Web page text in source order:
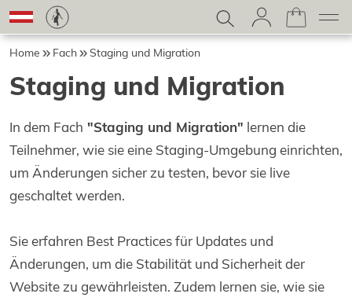
Home Fach Staging und Migration
Staging und Migration
In dem Fach "Staging und Migration" lernen die
Teilnehmer, wie sie eine Staging-Umgebung einrichten,
um Änderungen sicher zu testen, bevor sie live
geschaltet werden.
Sie erfahren Best Practices für Updates und
Änderungen, um die Stabilität und Sicherheit der
Website zu gewährleisten. Zudem lernen sie, wie sie